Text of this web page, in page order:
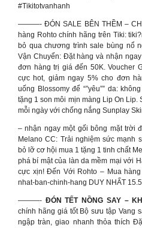
#Tikitotvanhanh
———- ĐÓN SALE BÊN THỀM –
hàng Rohto chính hãng trên Tiki:
bỏ qua chương trình sale bùng nổ
Vận Chuyển: Đặt hàng và nhận
đơn hàng trị giá đến 50K. Voucher
cực hot, giảm ngay 5% cho đơn
uống Blossomy để “”yêu”” da:
tặng 1 son môi mịn màng Lip On Lip.
mỗi ngày với chống nắng Sunplay
– nhận ngay một gối bông mặt trời
Melano CC: Trải nghiệm sức mạnh
bỏ lỡ cơ hội mua 1 tặng 1 tinh chất
phá bí mật của làn da mềm mại với
cực xịn! Đến Với Rohto – Mua
nhat-ban-chinh-hang DUY NHẤT 15.5
———- ĐÓN TẾT NỒNG SAY –
chính hãng giá tốt Bộ sưu tập Vang
ngập tràn, giao nhanh thỏa thích